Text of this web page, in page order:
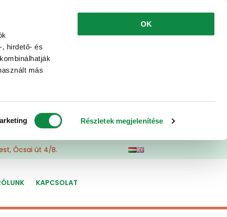
hirdető- és
más
Részletek megjelenítése
OK
Ócsai út 4/B.
KAPCSOLAT